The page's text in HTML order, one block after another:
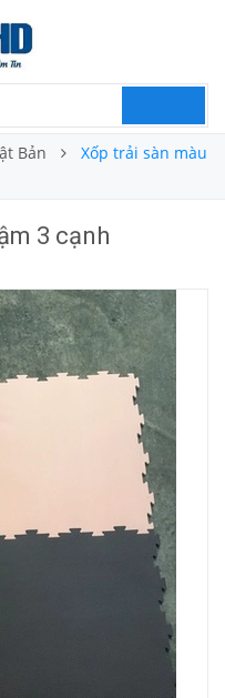
Bản
Xốp trải sàn màu
3 cạnh